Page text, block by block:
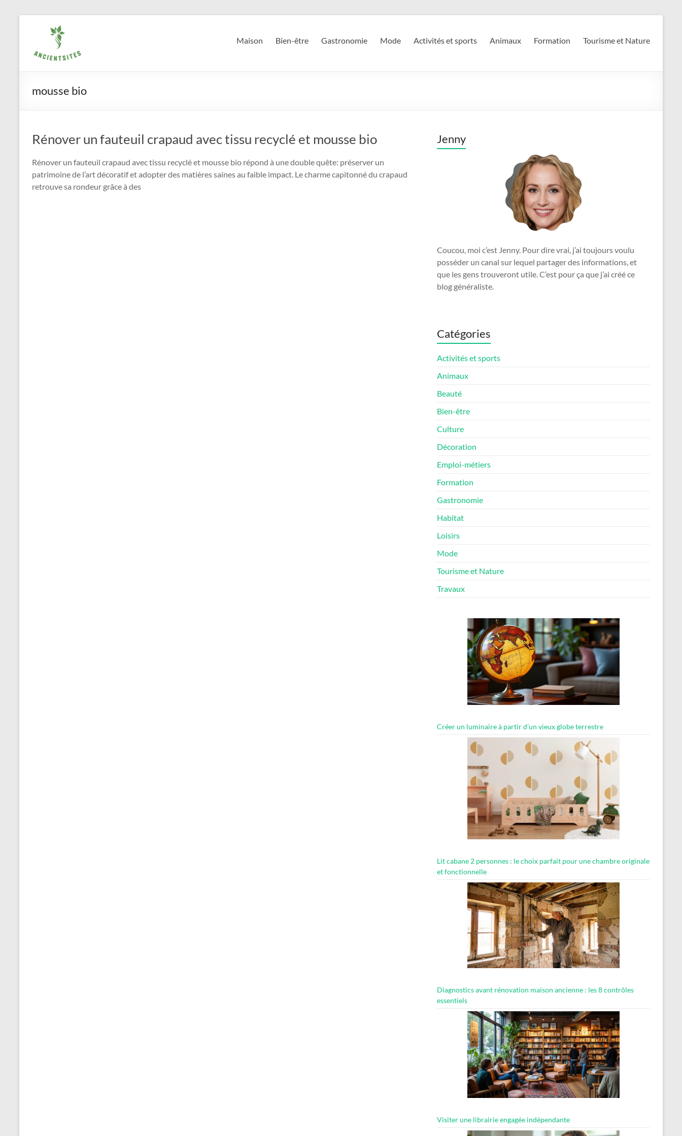
ancientsites.eu Maison Bien-être Gastronomie Mode Activités et sports Animaux Formation Tourisme et Nature
mousse bio
Rénover un fauteuil crapaud avec tissu recyclé et mousse bio
Rénover un fauteuil crapaud avec tissu recyclé et mousse bio répond à une double quête: préserver un
patrimoine de l’art décoratif et adopter des matières saines au faible impact. Le charme capitonné du crapaud
retrouve sa rondeur grâce à des
Jenny
Coucou, moi c’est Jenny. Pour dire vrai, j’ai toujours voulu
posséder un canal sur lequel partager des informations, et
que les gens trouveront utile. C’est pour ça que j’ai créé ce
blog généraliste.
Catégories
Activités et sports
Animaux
Beauté
Bien-être
Culture
Décoration
Emploi-métiers
Formation
Gastronomie
Habitat
Loisirs
Mode
Tourisme et Nature
Travaux
Créer un luminaire à partir d’un vieux globe terrestre
Lit cabane 2 personnes : le choix parfait pour une chambre originale
et fonctionnelle
Diagnostics avant rénovation maison ancienne : les 8 contrôles
essentiels
Visiter une librairie engagée indépendante